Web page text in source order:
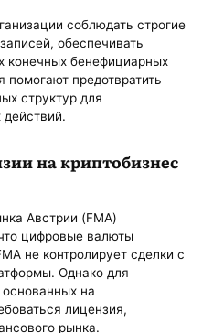
соблюдать строгие
обеспечивать
конечных бенефициарных
помогают предотвратить
структур для
на криптобизнес
Австрии (FMA)
цифровые валюты
не контролирует сделки с
Однако для
на
лицензия,
рынка.